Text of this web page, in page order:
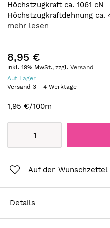
Höchstzugkraft ca. 1061 cN
Höchstzugkraftdehnung ca.
mehr lesen
8,95 €
inkl. 19% MwSt., zzgl. Versand
Auf Lager
Versand 3 - 4 Werktage
1,95 €/100m
Auf den Wunschzettel
Details